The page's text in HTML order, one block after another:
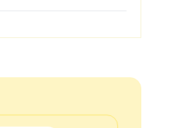
en España tras la